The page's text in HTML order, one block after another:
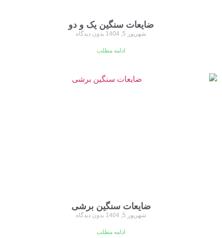
ضایعات سنگین یک و دو
شهریور 5, 1404 بدون دیدگاه
ادامه مطلب
ضایعات سنگین برشی
شهریور 5, 1404 بدون دیدگاه
ادامه مطلب